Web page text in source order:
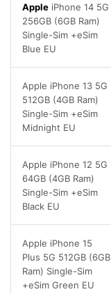
Apple iPhone 14 5G
256GB (6GB Ram)
Single-Sim +eSim
Blue EU
Apple iPhone 13 5G
512GB (4GB Ram)
Single-Sim +eSim
Midnight EU
Apple iPhone 12 5G
64GB (4GB Ram)
Single-Sim +eSim
Black EU
Apple iPhone 15
Plus 5G 512GB (6GB
Ram) Single-Sim
+eSim Green EU